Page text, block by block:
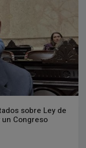
sobre Ley de
Congreso